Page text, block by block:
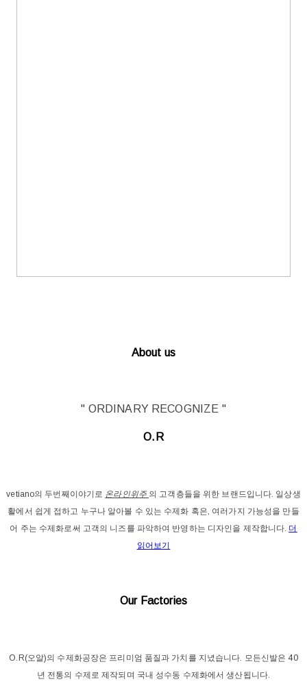
About us
" ORDINARY RECOGNIZE "
O.R
vetiano의 두번째이야기로 온라인위주 의 고객층들을 위한 브랜드입니다. 일상생
활에서 쉽게 접하고 누구나 알아볼 수 있는 수제화 혹은, 여러가지 가능성을 만들
어 주는 수제화로써 고객의 니즈를 파악하여 반영하는 디자인을 제작합니다. 더
읽어보기
Our Factories
O.R(오알)의 수제화공장은 프리미엄 품질과 가치를 지녔습니다. 모든신발은 40
년 전통의 수제로 제작되며 국내 성수동 수제화에서 생산됩니다.